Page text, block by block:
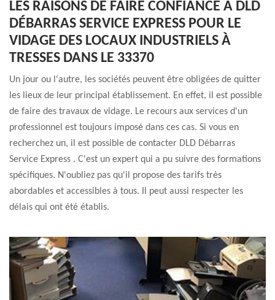
LES RAISONS DE FAIRE CONFIANCE À DLD
DÉBARRAS SERVICE EXPRESS POUR LE
VIDAGE DES LOCAUX INDUSTRIELS À
TRESSES DANS LE 33370
Un jour ou l'autre, les sociétés peuvent être obligées de quitter
les lieux de leur principal établissement. En effet, il est possible
de faire des travaux de vidage. Le recours aux services d'un
professionnel est toujours imposé dans ces cas. Si vous en
recherchez un, il est possible de contacter DLD Débarras
Service Express . C'est un expert qui a pu suivre des formations
spécifiques. N'oubliez pas qu'il propose des tarifs très
abordables et accessibles à tous. Il peut aussi respecter les
délais qui ont été établis.